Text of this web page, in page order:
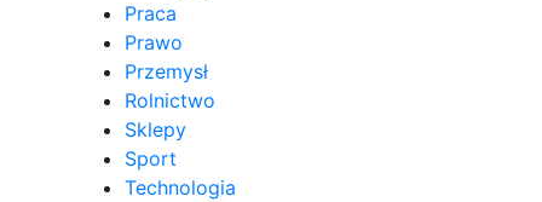
Praca
Prawo
Przemysł
Rolnictwo
Sklepy
Sport
Technologia